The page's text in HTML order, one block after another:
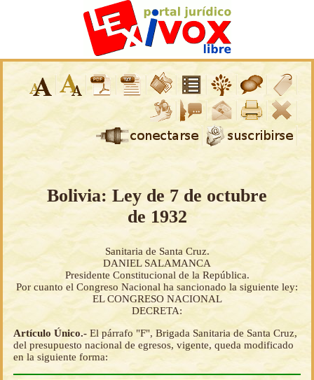
Bolivia: Ley de 7 de octubre
de 1932
Sanitaria de Santa Cruz.
DANIEL SALAMANCA
Presidente Constitucional de la República.
Por cuanto el Congreso Nacional ha sancionado la siguiente ley:
EL CONGRESO NACIONAL
DECRETA:
Artículo Único.- El párrafo "F", Brigada Sanitaria de Santa Cruz,
del presupuesto nacional de egresos, vigente, queda modificado
en la siguiente forma: